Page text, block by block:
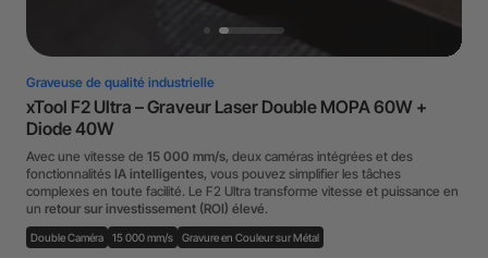
Graveuse de qualité industrielle
xTool F2 Ultra – Graveur Laser Double MOPA 60W +
Diode 40W
Avec une vitesse de 15 000 mm/s, deux caméras intégrées et des
fonctionnalités IA intelligentes, vous pouvez simplifier les tâches
complexes en toute facilité. Le F2 Ultra transforme vitesse et puissance en
un retour sur investissement (ROI) élevé.
Double Caméra 15 000 mm/s Gravure en Couleur sur Métal